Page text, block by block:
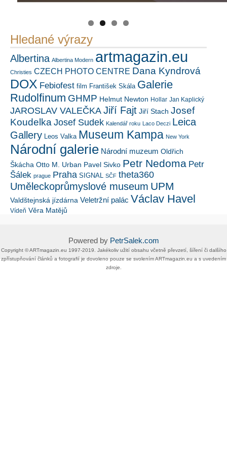
Hledané výrazy
Albertina Albertina Modern artmagazin.eu
Christies CZECH PHOTO CENTRE Dana Kyndrová
DOX Febiofest film František Skála Galerie
Rudolfinum GHMP Helmut Newton Hollar Jan Kaplický
JAROSLAV VALEČKA Jiří Fajt Jiří Stach Josef
Koudelka Josef Sudek Kalendář roku Laco Deczi Leica
Gallery Leos Valka Museum Kampa New York
Národní galerie Národní muzeum Oldřich
Škácha Otto M. Urban Pavel Sivko Petr Nedoma Petr
Šálek prague Praha SIGNAL SČF theta360
Uměleckoprůmyslové museum UPM
Valdštejnská jízdárna Veletržní palác Václav Havel
Vídeň Věra Matějů
Powered by PetrSalek.com
Copyright ©​ ​​ARTmagazin.eu ​1997-2019​.​ Jakékoliv užití obsahu včetně převzetí, šíření či dalšího
zpřístupňování článků a fotografií je dovoleno pouze se svolením ​ARTmagazin.eu​ ​a s uvedením
zdroje.